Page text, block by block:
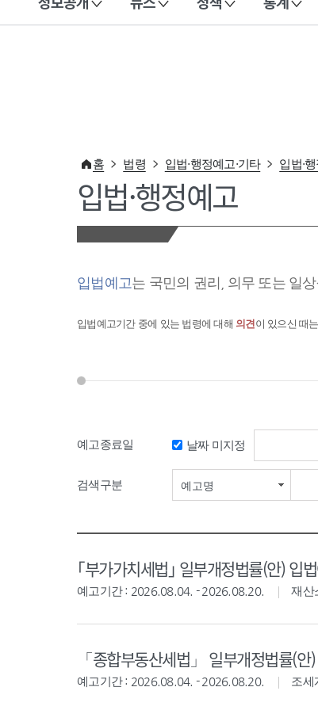
이 누리집은 대한민국 공식 전자정부 누리집입니다.
홈 법령 입법·행정예고·기타 입법·
입법·행정예고
입법예고는 국민의 권리, 의무 또는 일
입법예고기간 중에 있는 법령에 대해 의견이 있으신 때는
예고종료일 날짜 미지정
검색구분 예고명
｢부가가치세법｣ 일부개정법률(안) 입
예고기간 : 2026.08.04. - 2026.08.20. 재산
「종합부동산세법」 일부개정법률(안
예고기간 : 2026.08.04. - 2026.08.20. 조세